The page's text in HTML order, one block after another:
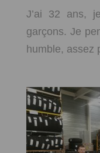
J’ai 32 ans,
garçons. Je
humble, assez